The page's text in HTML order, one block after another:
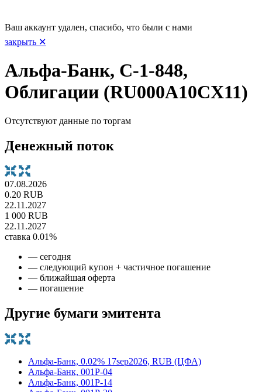
Ваш аккаунт удален, спасибо, что были с нами
закрыть ✕
Альфа-Банк, С-1-848,
Облигации (RU000A10CX11)
Отсутствуют данные по торгам
Денежный поток
07.08.2026
0.20 RUB
22.11.2027
1 000 RUB
22.11.2027
ставка 0.01%
— сегодня
— следующий купон + частичное погашение
— ближайшая оферта
— погашение
Другие бумаги эмитента
Альфа-Банк, 0.02% 17sep2026, RUB (ЦФА)
Альфа-Банк, 001P-04
Альфа-Банк, 001P-14